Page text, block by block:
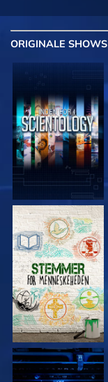
ORIGINALE SHOWS
UDFORSK SERIEN